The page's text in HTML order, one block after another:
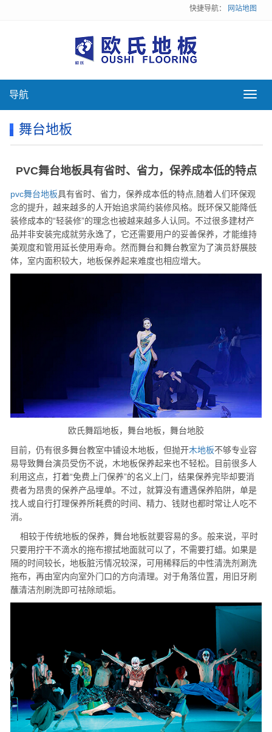
快捷导航： 网站地图
导
导航
舞台地板
PVC舞台地板具有省时、省力，保养成本低的特点
pvc舞台地板具有省时、省力，保养成本低的特点,随着人们环保观
念的提升，越来越多的人开始追求简约装修风格。既环保又能降低
装修成本的“轻装修”的理念也被越来越多人认同。不过很多建材产
品并非安装完成就劳永逸了，它还需要用户的妥善保养，才能维持
美观度和管用延长使用寿命。然而舞台和舞台教室为了演员舒展肢
体，室内面积较大，地板保养起来难度也相应增大。
欧氏舞蹈地板，舞台地板，舞台地胶
目前，仍有很多舞台教室中铺设木地板，但抛开木地板不够专业容
易导致舞台演员受伤不说，木地板保养起来也不轻松。目前很多人
利用这点，打着“免费上门保养”的名义上门，结果保养完毕却要消
费者为昂贵的保养产品埋单。不过，就算没有遭遇保养陷阱，单是
找人或自行打理保养所耗费的时间、精力、钱财也都时常让人吃不
消。
相较于传统地板的保养，舞台地板就要容易的多。般来说，平时
只要用拧干不滴水的拖布擦拭地面就可以了，不需要打蜡。如果是
隔的时间较长，地板脏污情况较深，可用稀释后的中性清洗剂涮洗
拖布，再由室内向室外门口的方向清理。对于角落位置，用旧牙刷
蘸清洁剂刷洗即可祛除顽垢。